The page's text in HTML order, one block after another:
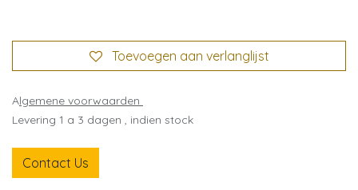
Toevoegen aan verlanglijst
Algemene voorwaarden
Levering 1 a 3 dagen , indien stock
Contact Us